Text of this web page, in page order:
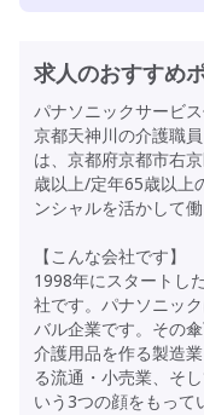
求人のおすすめ
パナソニックサービ
京都天神川の介護職
は、京都府京都市右
歳以上/定年65歳以上
ンシャルを活かして
【こんな会社です】
1998年にスタートし
社です。パナソニッ
バル企業です。その
介護用品を作る製造
る流通・小売業、そ
いう3つの顔をもって